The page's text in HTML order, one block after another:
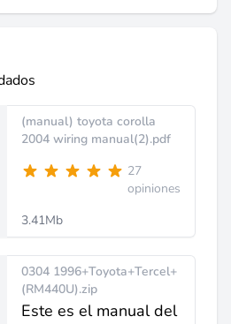
(manual) toyota corolla
2004 wiring manual(2).pdf
27
opiniones
3.41Mb
0304 1996+Toyota+Tercel+
(RM440U).zip
Este es el manual del